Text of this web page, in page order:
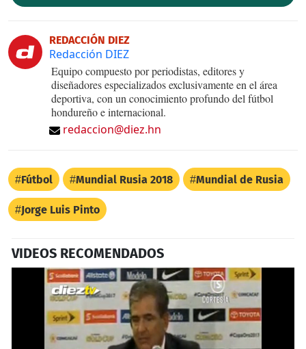
REDACCIÓN DIEZ
Redacción DIEZ
Equipo compuesto por periodistas, editores y
diseñadores especializados exclusivamente en el área
deportiva, con un conocimiento profundo del fútbol
hondureño e internacional.
redaccion@diez.hn
Fútbol Mundial Rusia 2018 Mundial de Rusia
Jorge Luis Pinto
VIDEOS RECOMENDADOS